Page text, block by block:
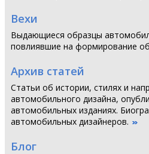
Вехи
Выдающиеся образцы
повлиявшие на формирование
Архив статей
Статьи об истории, стилях и
автомобильного дизайна,
автомобильных изданиях.
автомобильных дизайнеров.
Блог